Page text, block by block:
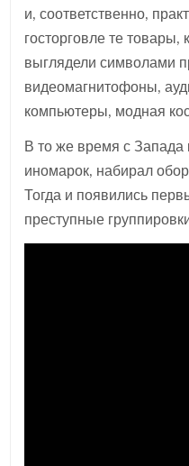
и, соответственно,
госторговле те товары,
выглядели символами
видеомагнитофоны,
компьютеры, модная
В то же время с Запада
иномарок, набирал
Тогда и появились
преступные